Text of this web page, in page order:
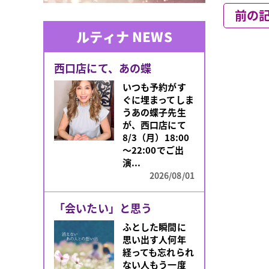
ルティナ NEWS
西口店にて、あの蝶
いつも予約がす
ぐに埋まってしま
うあの蝶子先生
が、西口店にて
8/3（月）18:00
～22:00でご出
演...
2026/08/01
「会いたい」と思う
ふとした瞬間に
思い出す人何年
経っても忘れられ
ない人もう一度
前の